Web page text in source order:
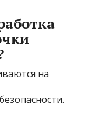
на